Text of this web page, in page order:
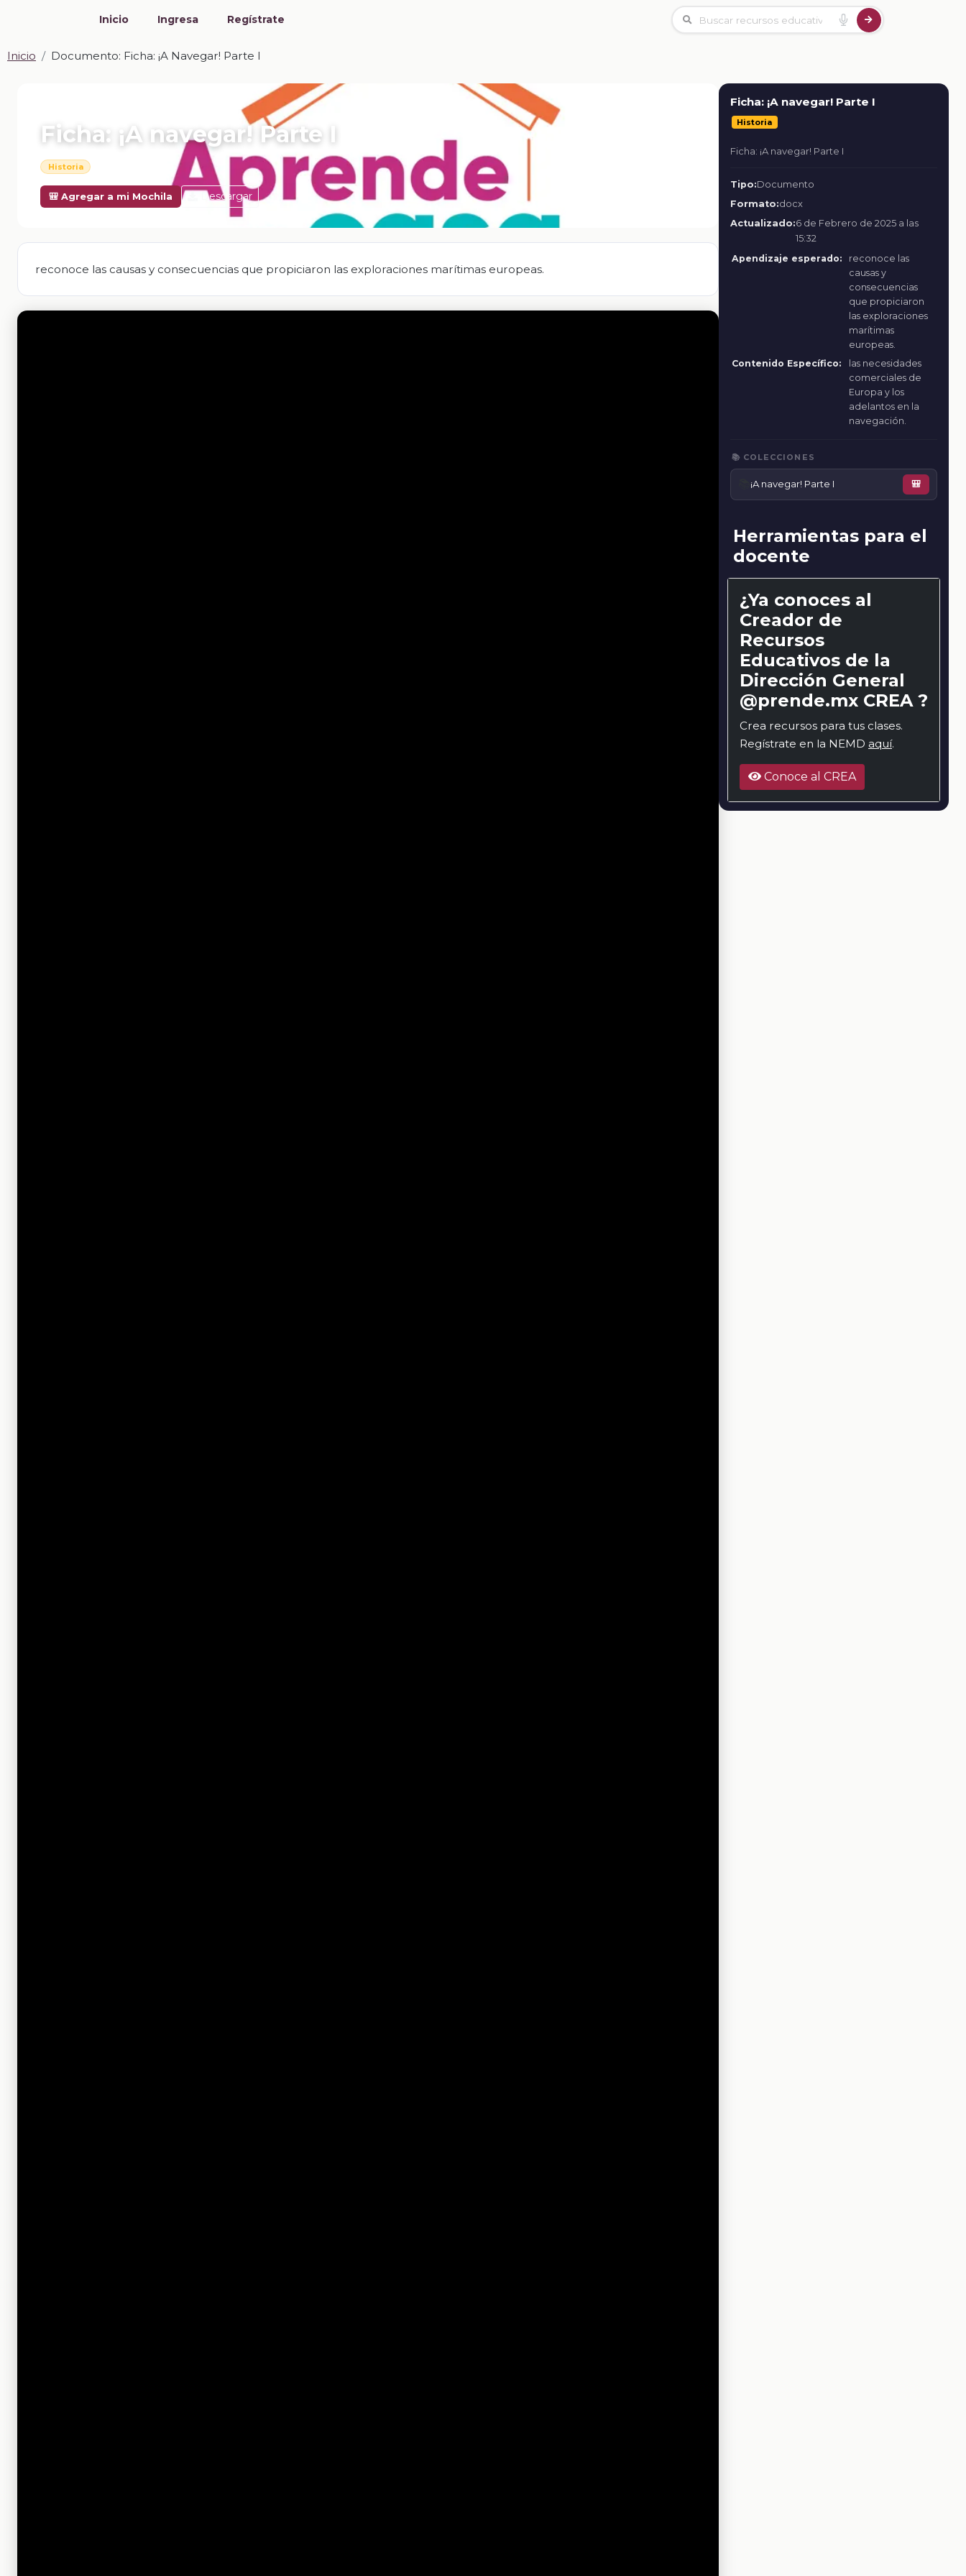
Inicio Ingresa Regístrate
Inicio Documento: Ficha: ¡A Navegar! Parte I
Ficha: ¡A navegar! Parte I
Historia
🎒 Agregar a mi Mochila Descargar
reconoce las causas y consecuencias que propiciaron las exploraciones marítimas europeas.
Ficha: ¡A navegar! Parte I
Historia
Ficha: ¡A navegar! Parte I
Tipo:Documento
Formato:docx
Actualizado:6 de Febrero de 2025 a las
15:32
Apendizaje esperado:
reconoce las
causas y
consecuencias
que propiciaron
las exploraciones
marítimas
europeas.
Contenido Específico:
las necesidades
comerciales de
Europa y los
adelantos en la
navegación.
📚 COLECCIONES
¡A navegar! Parte I 🎒
Herramientas para el
docente
¿Ya conoces al
Creador de
Recursos
Educativos de la
Dirección General
@prende.mx CREA ?
Crea recursos para tus clases.
Regístrate en la NEMD aquí.
Conoce al CREA